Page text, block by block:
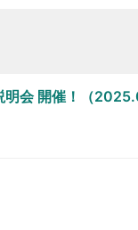
会 開催！（